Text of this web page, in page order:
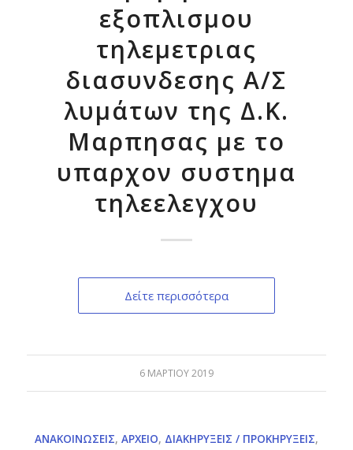
εξοπλισμου
τηλεμετριας
διασυνδεσης Α/Σ
λυμάτων της Δ.Κ.
Μαρπησας με το
υπαρχον συστημα
τηλεελεγχου
Δείτε περισσότερα
6 ΜΑΡΤΊΟΥ 2019
ΑΝΑΚΟΙΝΏΣΕΙΣ, ΑΡΧΕΊΟ, ΔΙΑΚΗΡΎΞΕΙΣ / ΠΡΟΚΗΡΎΞΕΙΣ,